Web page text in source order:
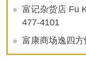
富记杂货店 Fu
477-4101
富康商场逸四方